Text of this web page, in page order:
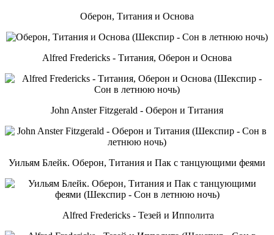
Оберон, Титания и Основа
Alfred Fredericks - Титания, Оберон и Основа
John Anster Fitzgerald - Оберон и Титания
Уильям Блейк. Оберон, Титания и Пак с танцующими феями
Alfred Fredericks - Тезей и Ипполита